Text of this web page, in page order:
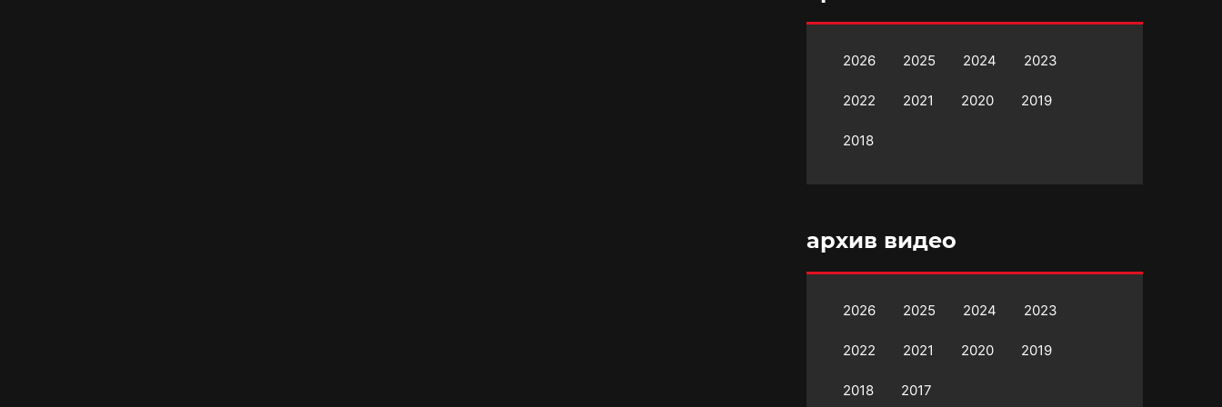
2026 2025 2024 2023
2022 2021 2020 2019
2018
архив видео
2026 2025 2024 2023
2022 2021 2020 2019
2018 2017